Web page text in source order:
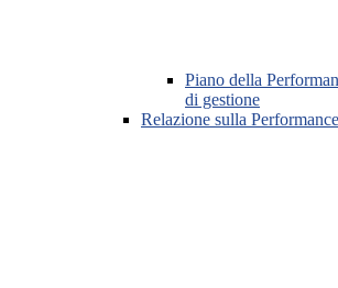
Piano della
di gestione
Relazione sulla Performance